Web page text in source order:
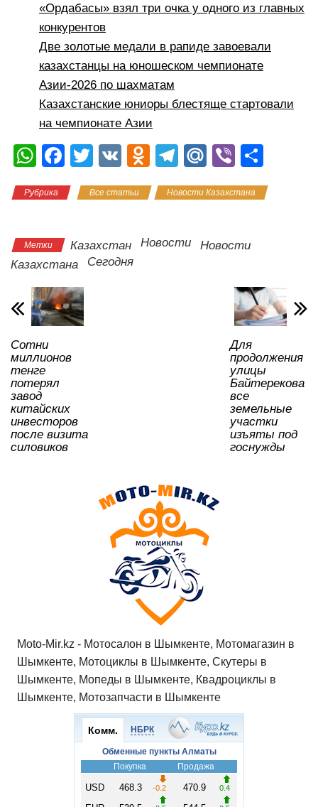
«Ордабасы» взял три очка у одного из главных
конкурентов
Две золотые медали в рапиде завоевали
казахстанцы на юношеском чемпионате
Азии-2026 по шахматам
Казахстанские юниоры блестяще стартовали
на чемпионате Азии
W
at
A
p
p
F
c
b
o
o
k
T
tt
V
O
n
kl
T
e
a
M
.R
Vi
er р
ть
Рубрика Все статьи
Новости Казахстана
Метки Казахстан Новости
Новости
Казахстана
Сегодня
Сотни
миллионов
тенге
потерял
завод
китайских
инвесторов
после визита
силовиков
Для
продолжения
улицы
Байтерекова
все
земельные
участки
изъяты под
госнужды
Moto-Mir.kz - Мотосалон в Шымкенте, Мотомагазин в
Шымкенте, Мотоциклы в Шымкенте, Скутеры в
Шымкенте, Мопеды в Шымкенте, Квадроциклы в
Шымкенте, Мотозапчасти в Шымкенте